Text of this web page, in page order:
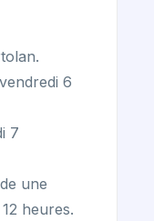
6
7
une
heures.